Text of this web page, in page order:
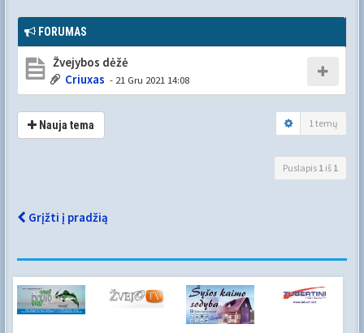
FORUMAS
Žvejybos dėžė
Criuxas - 21 Gru 2021 14:08
Nauja tema 1 temų
Puslapis 1 iš 1
Grįžti į pradžią